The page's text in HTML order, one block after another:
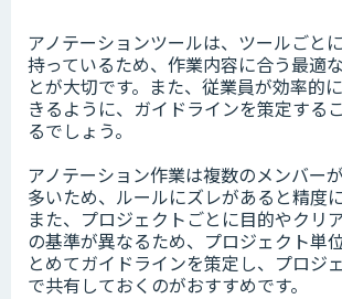
アノテーションツールは、ツールごと
持っているため、作業内容に合う最適
とが大切です。また、従業員が効率的
きるように、ガイドラインを策定する
るでしょう。
アノテーション作業は複数のメンバー
多いため、ルールにズレがあると精度
また、プロジェクトごとに目的やクリ
の基準が異なるため、プロジェクト単
とめてガイドラインを策定し、プロジ
で共有しておくのがおすすめです。